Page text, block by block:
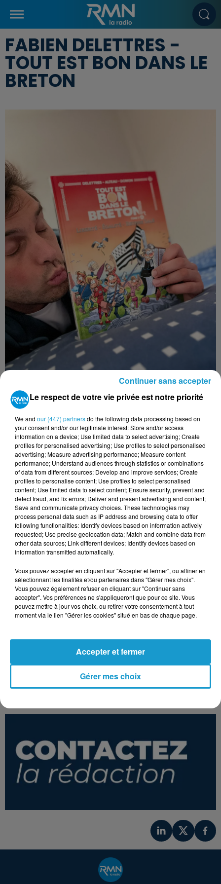
FABIEN DELETTRES -
TOUT EST BON DANS LE
BRETON
Fabien Delettres nous présente le tome 2 de sa série
"Tout est bon dans le breton" : "Liberté - Égalité -
Beurre salé" au micro de Quentin Malcoste
Fabien Delettres - Tout est bon dans le breton
Publié : 10 août 2023 à 13h42
TITRES DIFFUSÉS
14h32
14h32 14h27
14h27
ADELE
14h24
14h24
Le respect de votre vie privée est notre priorité
We and our (447) partnersdo the following data processing based on
your consent and/or our legitimate interest: Store and/or access
information on a device; Use limited data to select advertising; Create
profiles for personalised advertising; Use profiles to select personalised
advertising; Measure advertising performance; Measure content
performance; Understand audiences through statistics or combinations
of data from different sources; Develop and improve services; Create
profiles to personalise content; Use profiles to select personalised
content; Use limited data to select content; Ensure security, prevent and
detect fraud, and fix errors; Deliver and present advertising and content;
Save and communicate privacy choices. These technologies may
process personal data such as IP address and browsing data to offer
following functionalities: Identify devices based on information actively
requested; Use precise geolocation data; Match and combine data from
other data sources; Link different devices; Identify devices based on
information transmitted automatically.
Vous pouvez accepter en cliquant sur "Accepter et fermer", ou affiner en
sélectionnant les finalités et/ou partenaires dans "Gérer mes choix".
Vous pouvez également refuser en cliquant sur "Continuer sans
accepter". Vos préférences ne s'appliqueront que pour ce site. Vous
pouvez mettre à jour vos choix, ou retirer votre consentement à tout
moment via le lien "Gérer les cookies" situé en bas de chaque page.
Gérer mes choix
Accepter et fermer
Continuer sans accepter